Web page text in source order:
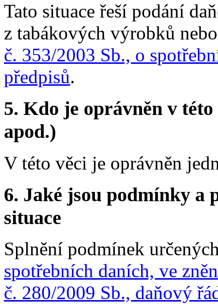
Tato situace řeší podání
z tabákových výrobků
č. 353/2003 Sb., o
předpisů.
5. Kdo je oprávněn v
apod.)
V této věci je oprávněn
6. Jaké jsou podmínky a
situace
Splnění podmínek
spotřebních daních, ve
č. 280/2009 Sb., daňový